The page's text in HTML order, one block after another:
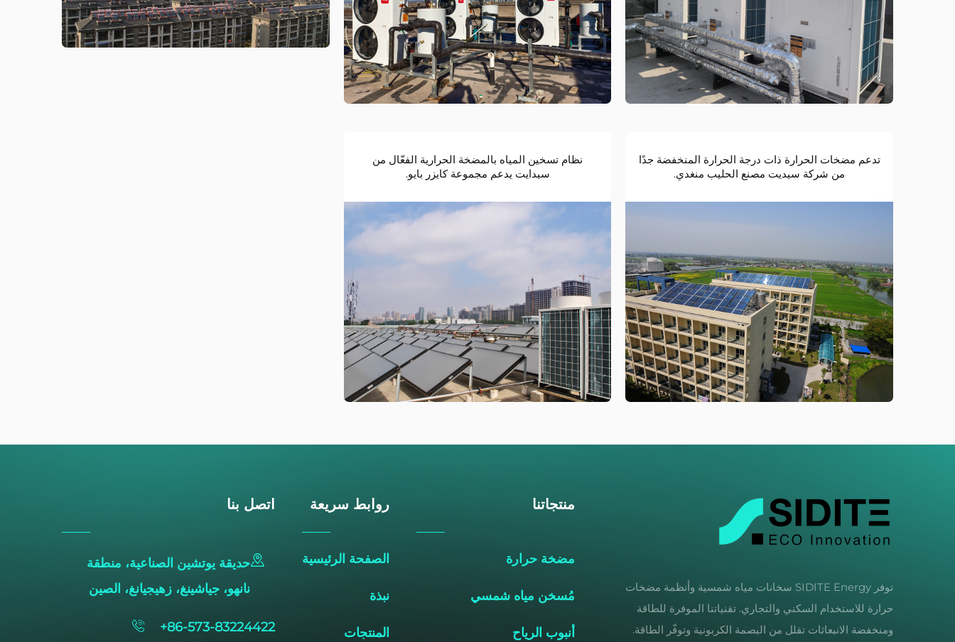
تدعم مضخات الحرارة ذات درجة الحرارة المنخفضة جدًا
من شركة سيديت مصنع الحليب منغدي.
نظام تسخين المياه بالمضخة الحرارية الفعّال من
سيدايت يدعم مجموعة كايزر بايو.
توفر SIDITE Energy سخانات مياه شمسية وأنظمة مضخات
حرارة للاستخدام السكني والتجاري. تقنياتنا الموفرة للطاقة
ومنخفضة الانبعاثات تقلل من البصمة الكربونية وتوفّر الطاقة.
منتجاتنا
مضخة حرارة
مُسخن مياه شمسي
أنبوب الرياح
روابط سريعة
الصفحة الرئيسية
نبذة
المنتجات
اتصل بنا
حديقة يوتشين الصناعية، منطقة
نانهو، جياشينغ، زهيجيانغ، الصين
+86-573-83224422